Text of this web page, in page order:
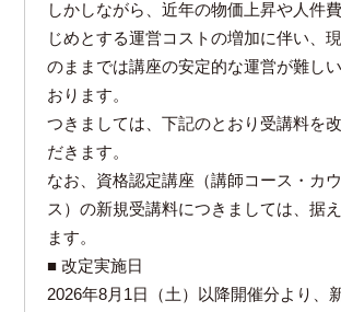
しかしながら、近年の物価上昇や人件
じめとする運営コストの増加に伴い、
のままでは講座の安定的な運営が難し
おります。
つきましては、下記のとおり受講料を
だきます。
なお、資格認定講座（講師コース・カ
ス）の新規受講料につきましては、据
ます。
■ 改定実施日
2026年8月1日（土）以降開催分より、